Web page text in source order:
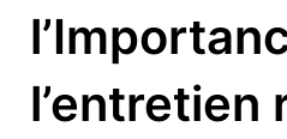
l’entretien